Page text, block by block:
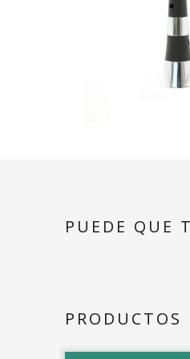
PUEDE QUE
PRODUCTOS